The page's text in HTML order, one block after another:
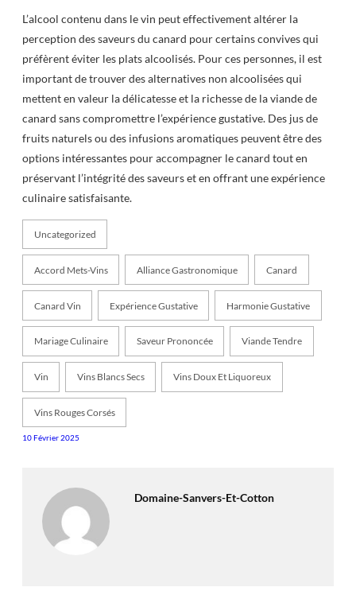
L’alcool contenu dans le vin peut effectivement altérer la
perception des saveurs du canard pour certains convives qui
préfèrent éviter les plats alcoolisés. Pour ces personnes, il est
important de trouver des alternatives non alcoolisées qui
mettent en valeur la délicatesse et la richesse de la viande de
canard sans compromettre l’expérience gustative. Des jus de
fruits naturels ou des infusions aromatiques peuvent être des
options intéressantes pour accompagner le canard tout en
préservant l’intégrité des saveurs et en offrant une expérience
culinaire satisfaisante.
Uncategorized
Accord Mets-Vins Alliance Gastronomique Canard
Canard Vin Expérience Gustative Harmonie Gustative
Mariage Culinaire Saveur Prononcée Viande Tendre
Vin Vins Blancs Secs Vins Doux Et Liquoreux
Vins Rouges Corsés
10 Février 2025
Domaine-Sanvers-Et-Cotton